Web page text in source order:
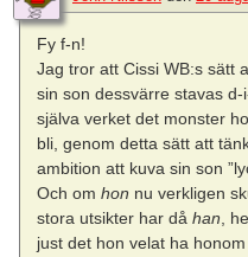
Fy f-n!
Jag tror att Cissi WB:s sätt
sin son dessvärre stavas
själva verket det monster
bli, genom detta sätt att
ambition att kuva sin son
Och omhon nu verkligen
stora utsikter har dåhan,
just det hon velat ha